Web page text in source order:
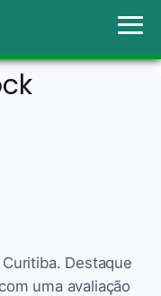
Destaque
uma avaliação